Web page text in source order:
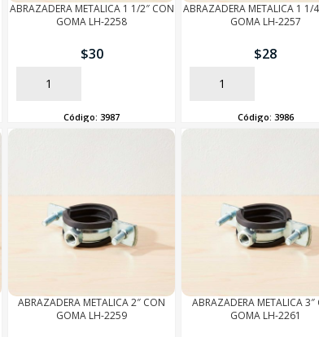
ABRAZADERA METALICA 1 1/2″ CON
GOMA LH-2258
$30
AÑADIR
Código:3987
ABRAZADERA METALICA 1 1/
GOMA LH-2257
$28
AÑADIR
Código: 3986
ABRAZADERA METALICA 2″ CON
GOMA LH-2259
ABRAZADERA METALICA 3″
GOMA LH-2261